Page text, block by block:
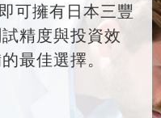
可擁有日本三豐
精度與投資效
最佳選擇。